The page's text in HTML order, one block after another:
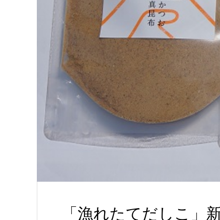
「漁れたてだしこ」